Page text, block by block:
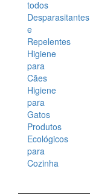
todos
Desparasitantes
e
Repelentes
Higiene
para
Cães
Higiene
para
Gatos
Produtos
Ecológicos
para
Cozinha